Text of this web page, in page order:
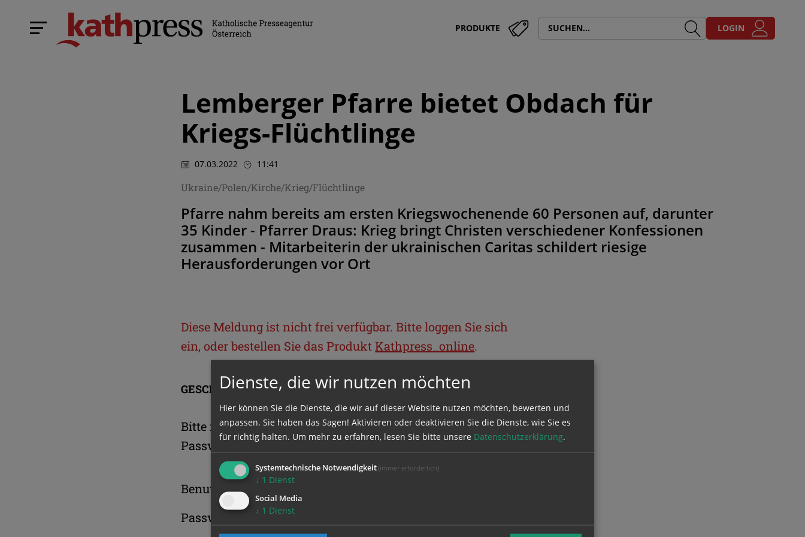
PRODUKTE LOGIN
Lemberger Pfarre bietet Obdach für
Kriegs-Flüchtlinge
07.03.2022 11:41
Ukraine/Polen/Kirche/Krieg/Flüchtlinge
Pfarre nahm bereits am ersten Kriegswochenende 60 Personen auf, darunter
35 Kinder - Pfarrer Draus: Krieg bringt Christen verschiedener Konfessionen
zusammen - Mitarbeiterin der ukrainischen Caritas schildert riesige
Herausforderungen vor Ort
Diese Meldung ist nicht frei verfügbar. Bitte loggen Sie sich
ein, oder bestellen Sie das Produkt Kathpress_online.
GESCHÜTZTER BEREICH
Bitte melden Sie sich mit Ihrem Benutzernamen und
Passwort an.
Benutzername
Passwort
Dienste, die wir nutzen möchten
Hier können Sie die Dienste, die wir auf dieser Website nutzen möchten, bewerten und
anpassen. Sie haben das Sagen! Aktivieren oder deaktivieren Sie die Dienste, wie Sie es
für richtig halten. Um mehr zu erfahren, lesen Sie bitte unsere Datenschutzerklärung.
Systemtechnische Notwendigkeit (immer erforderlich)
↓ 1 Dienst
Social Media
↓ 1 Dienst